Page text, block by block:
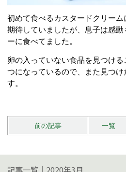
初めて食べるカスタードクリー
期待していましたが、息子は感
ーに食べてました。
卵の入っていない食品を見つける
つになっているので、また見つけ
す。
前の記事 一覧